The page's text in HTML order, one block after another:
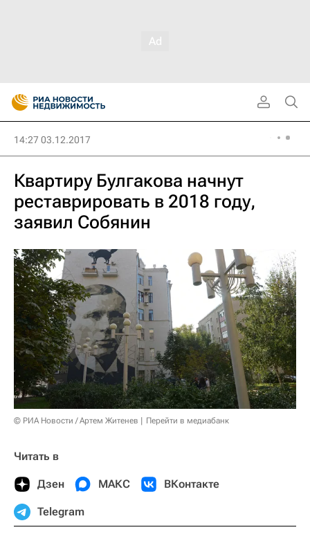
14:27 03.12.2017
Квартиру Булгакова начнут
реставрировать в 2018 году,
заявил Собянин
© РИА Новости / Артем Житенев Перейти в медиабанк
Читать в
Дзен МАКС ВКонтакте
Telegram